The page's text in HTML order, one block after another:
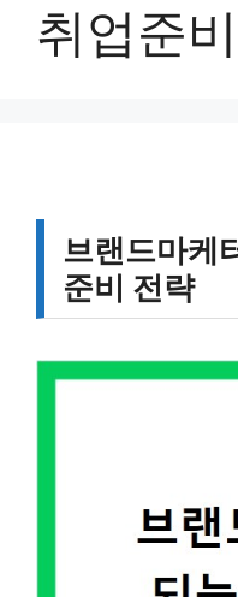
취업준비
브랜드마케
준비 전략